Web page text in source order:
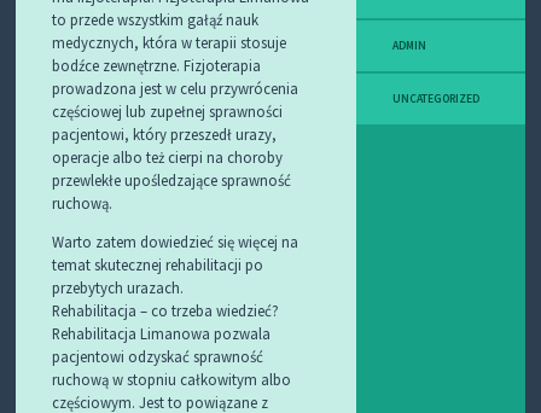
to przede wszystkim gałąź nauk
medycznych, która w terapii stosuje
bodźce zewnętrzne. Fizjoterapia
prowadzona jest w celu przywrócenia
częściowej lub zupełnej sprawności
pacjentowi, który przeszedł urazy,
operacje albo też cierpi na choroby
przewlekłe upośledzające sprawność
ruchową.
Warto zatem dowiedzieć się więcej na
temat skutecznej rehabilitacji po
przebytych urazach.
Rehabilitacja – co trzeba wiedzieć?
Rehabilitacja Limanowa pozwala
pacjentowi odzyskać sprawność
ruchową w stopniu całkowitym albo
częściowym. Jest to powiązane z
ADMIN
UNCATEGORIZED